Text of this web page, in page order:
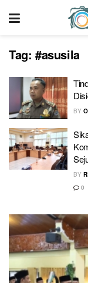
Tag: #asusila
BY
BY
0